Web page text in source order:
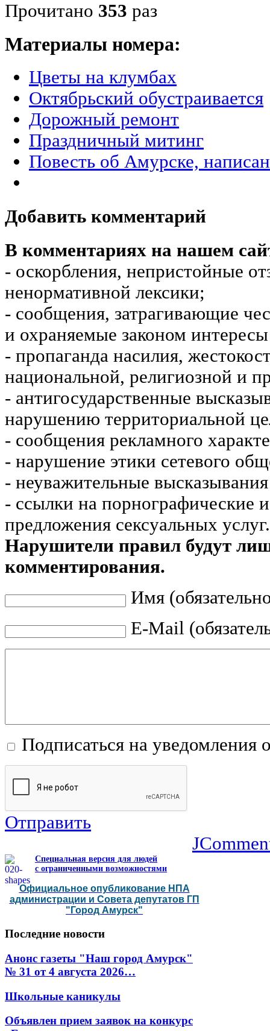
Прочитано 353 раз
Материалы номера:
Цветы на клумбах
Октябрьский обустраивается
Дорожный ремонт
Праздничный митинг
Повесть об Амурске,
Добавить комментарий
В комментариях на нашем
- оскорбления, непристойные
ненормативной лексики;
- сообщения, затрагивающие
и охраняемые законом
- пропаганда насилия,
национальной, религиозной и
- антигосударственные
нарушению территориальной
- сообщения рекламного
- нарушение этики сетевого
- неуважительные
- ссылки на порнографические
предложения сексуальных услуг.
Нарушители правил будут
комментирования.
Имя
E-Mail
Подписаться на уведомления
Отправить
Специальная версия для людей
с ограниченными возможностями
Официальное опубликование НПА
администрации и Совета депутатов ГП
"Город Амурск"
Последние новости
Анонс газеты "Наш город Амурск"
№ 31 от 4 августа 2026…
Школьные каникулы
Объявлен прием заявок на конкурс